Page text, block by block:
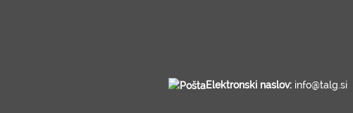
Elektronski naslov: info@talg.si